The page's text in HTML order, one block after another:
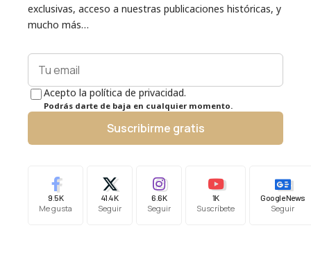
exclusivas, acceso a nuestras publicaciones históricas, y
mucho más…
Acepto la política de privacidad.
Podrás darte de baja en cualquier momento.
Suscribirme gratis
9.5K
Me gusta
41.4K
Seguir
6.6K
Seguir
1K
Suscríbete
Google News
Seguir